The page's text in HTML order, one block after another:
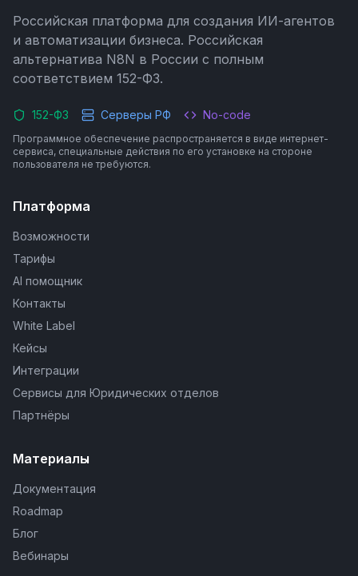
Российская платформа для создания ИИ-агентов
и автоматизации бизнеса. Российская
альтернатива N8N в России с полным
соответствием 152-ФЗ.
152-ФЗ Серверы РФ No-code
Программное обеспечение распространяется в виде интернет-
сервиса, специальные действия по его установке на стороне
пользователя не требуются.
Платформа
Возможности
Тарифы
AI помощник
Контакты
White Label
Кейсы
Интеграции
Сервисы для Юридических отделов
Партнёры
Материалы
Документация
Roadmap
Блог
Вебинары